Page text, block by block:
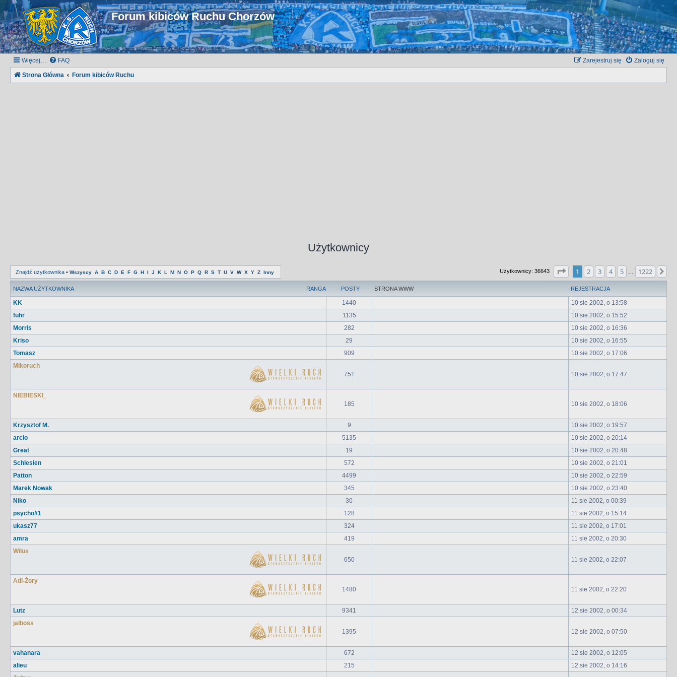
Forum kibiców Ruchu Chorzów
Więcej… FAQ Zaloguj się
Zarejestruj się
Strona Główna Forum kibiców Ruchu
Użytkownicy
Znajdź użytkownika • Wszyscy A B C D E F G H I J K L M N O P Q R S T U V W X Y Z Inny Użytkownicy: 36643 Strona1 1222
1 2 3 4 5 1222
RANGA
NAZWA UŻYTKOWNIKA POSTY STRONA WWW REJESTRACJA
KK 1440
10 sie 2002, o 13:58
fuhr
1135
10 sie 2002, o 15:52
Morris
282
10 sie 2002, o 16:36
Kriso
29
10 sie 2002, o 16:55
Tomasz
909
10 sie 2002, o 17:06
Mikoruch
751
10 sie 2002, o 17:47
NIEBIESKI_
185
10 sie 2002, o 18:06
Krzysztof M. 9
10 sie 2002, o 19:57
arcio
5135
10 sie 2002, o 20:14
Great
19
10 sie 2002, o 20:48
Schlesien
572
10 sie 2002, o 21:01
Patton
4499
10 sie 2002, o 22:59
Marek Nowak
345
10 sie 2002, o 23:40
Niko
30
11 sie 2002, o 00:39
psycho#1
128
11 sie 2002, o 15:14
ukasz77
324
11 sie 2002, o 17:01
amra
419
11 sie 2002, o 20:30
Wilus
650
11 sie 2002, o 22:07
Adi-Żory
1480
11 sie 2002, o 22:20
Lutz 9341
12 sie 2002, o 00:34
jalboss
1395
12 sie 2002, o 07:50
vahanara 672
12 sie 2002, o 12:05
alieu
215
12 sie 2002, o 14:16